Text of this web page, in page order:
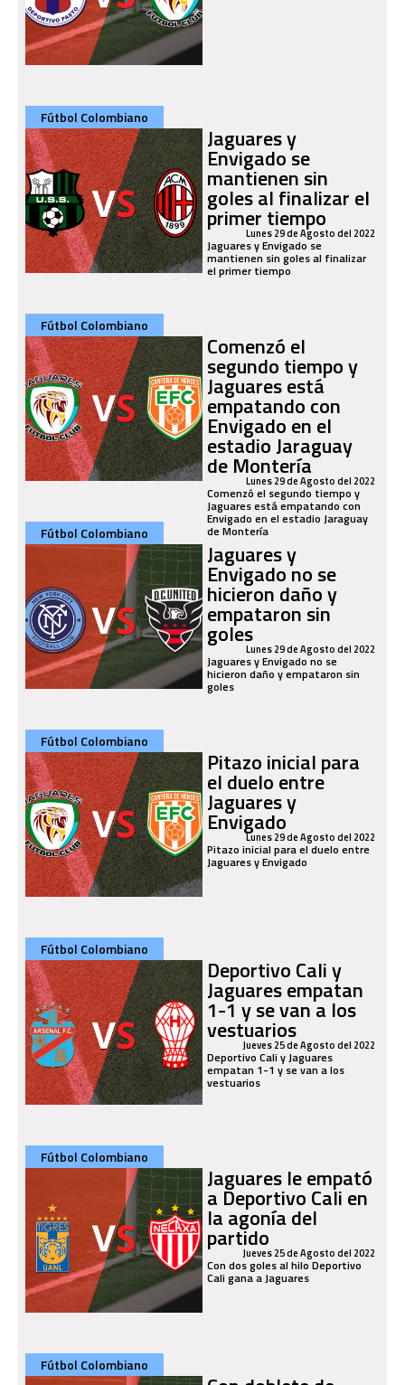
Fútbol Colombiano
Jaguares y
Envigado se
mantienen sin
goles al finalizar el
primer tiempo
Lunes 29 de Agosto del 2022
Jaguares y Envigado se
mantienen sin goles al finalizar
el primer tiempo
Fútbol Colombiano
Comenzó el
segundo tiempo y
Jaguares está
empatando con
Envigado en el
estadio Jaraguay
de Montería
Lunes 29 de Agosto del 2022
Comenzó el segundo tiempo y
Jaguares está empatando con
Envigado en el estadio Jaraguay
de Montería
Fútbol Colombiano
Jaguares y
Envigado no se
hicieron daño y
empataron sin
golesLunes 29 de Agosto del 2022
Jaguares y Envigado no se
hicieron daño y empataron sin
goles
Fútbol Colombiano
Pitazo inicial para
el duelo entre
Jaguares y
EnvigadoLunes 29 de Agosto del 2022
Pitazo inicial para el duelo entre
Jaguares y Envigado
Fútbol Colombiano
Deportivo Cali y
Jaguares empatan
1-1 y se van a los
vestuarios
Jueves 25 de Agosto del 2022
Deportivo Cali y Jaguares
empatan 1-1 y se van a los
vestuarios
Fútbol Colombiano
Jaguares le empató
a Deportivo Cali en
la agonía del
partidoJueves 25 de Agosto del 2022
Con dos goles al hilo Deportivo
Cali gana a Jaguares
Fútbol Colombiano